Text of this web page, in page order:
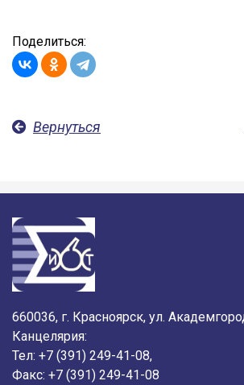
Поделиться:
Вернуться
660036, г. Красноярск, ул.
Канцелярия:
Тел: +7 (391) 249-41-08,
Факс: +7 (391) 249-41-08